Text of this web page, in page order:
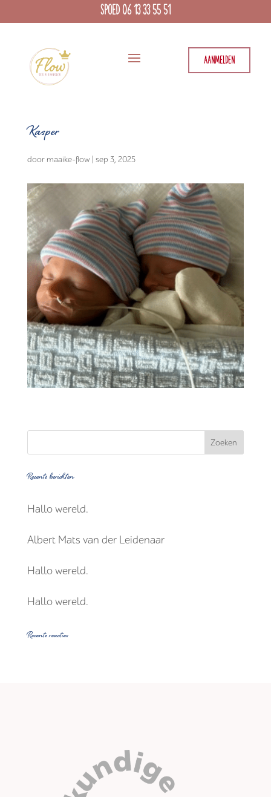
SPOED 06 13 33 55 51
AANMELDEN
Kasper
door maaike-flow | sep 3, 2025
Recente berichten
Hallo wereld.
Albert Mats van der Leidenaar
Hallo wereld.
Hallo wereld.
Recente reacties